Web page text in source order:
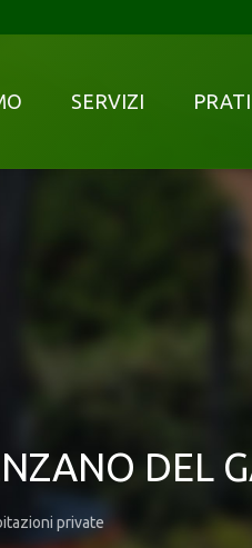
SERVIZI PRATI
DEL
private